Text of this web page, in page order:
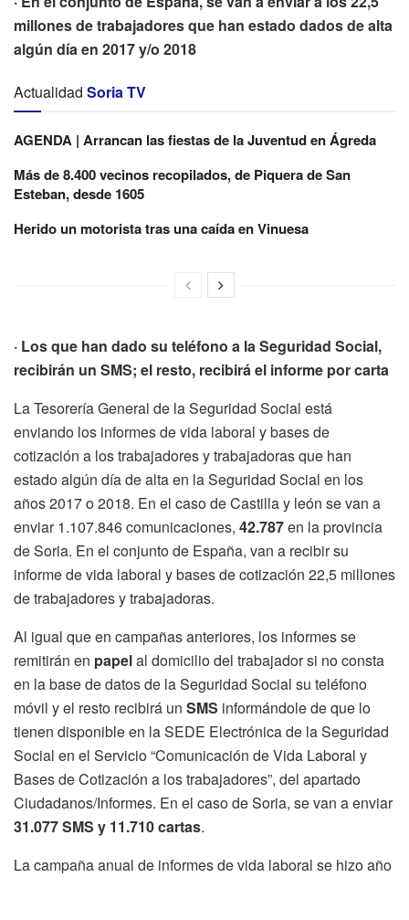
millones de trabajadores que han estado dados de alta
algún día en 2017 y/o 2018
Actualidad Soria TV
AGENDA | Arrancan las fiestas de la Juventud en Ágreda
Más de 8.400 vecinos recopilados, de Piquera de San
Esteban, desde 1605
Herido un motorista tras una caída en Vinuesa
· Los que han dado su teléfono a la Seguridad Social,
recibirán un SMS; el resto, recibirá el informe por carta
La Tesorería General de la Seguridad Social está
enviando los informes de vida laboral y bases de
cotización a los trabajadores y trabajadoras que han
estado algún día de alta en la Seguridad Social en los
años 2017 o 2018. En el caso de Castilla y león se van a
enviar 1.107.846 comunicaciones, 42.787en la provincia
de Soria. En el conjunto de España, van a recibir su
informe de vida laboral y bases de cotización 22,5 millones
de trabajadores y trabajadoras.
Al igual que en campañas anteriores, los informes se
remitirán en papelal domicilio del trabajador si no consta
en la base de datos de la Seguridad Social su teléfono
móvil y el resto recibirá un SMS informándole de que lo
tienen disponible en la SEDE Electrónica de la Seguridad
Social en el Servicio “Comunicación de Vida Laboral y
Bases de Cotización a los trabajadores”, del apartado
Ciudadanos/Informes. En el caso de Soria, se van a enviar
31.077 SMS y 11.710 cartas.
La campaña anual de informes de vida laboral se hizo año